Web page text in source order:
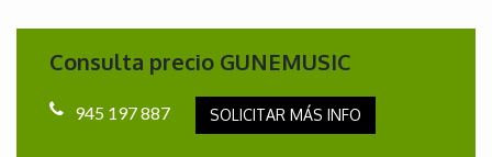
Consulta precio GUNEMUSIC
945 197 887 SOLICITAR MÁS INFO